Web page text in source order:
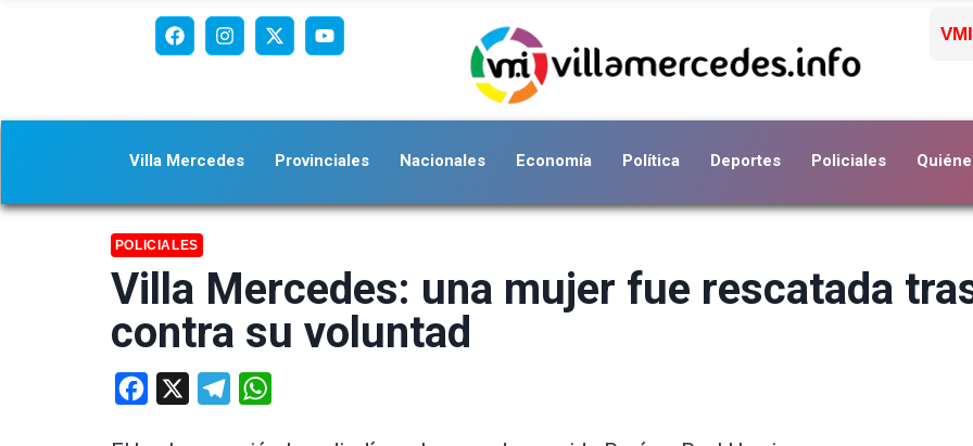
Villa Mercedes Provinciales Nacionales Economía Política Deportes Policiales
POLICIALES
Villa Mercedes: una mujer fue rescatada
contra su voluntad
Facebook Telegram